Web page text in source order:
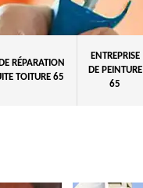
RÉPARATION
TOITURE 65
ENTREPRISE
DE PEINTURE
65